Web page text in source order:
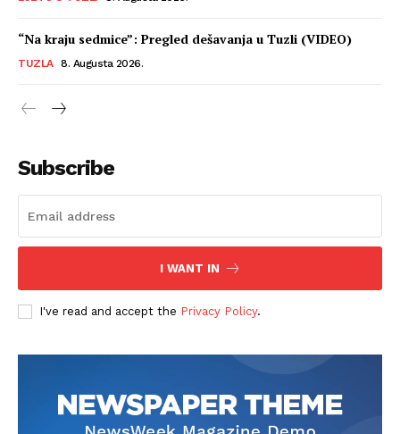
“Na kraju sedmice”: Pregled dešavanja u Tuzli (VIDEO)
TUZLA 8. Augusta 2026.
Subscribe
I WANT IN
I've read and accept the Privacy Policy.